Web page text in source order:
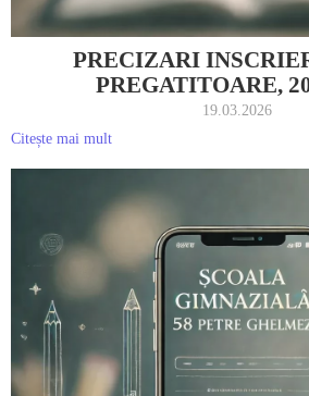
PRECIZARI
PREGATITOARE,
19.03.2026
Citește mai mult